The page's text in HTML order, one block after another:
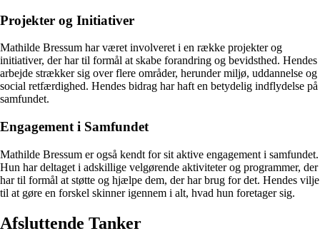
Projekter og Initiativer
Mathilde Bressum har været involveret i en række projekter og
initiativer, der har til formål at skabe forandring og bevidsthed. Hendes
arbejde strækker sig over flere områder, herunder miljø, uddannelse og
social retfærdighed. Hendes bidrag har haft en betydelig indflydelse på
samfundet.
Engagement i Samfundet
Mathilde Bressum er også kendt for sit aktive engagement i samfundet.
Hun har deltaget i adskillige velgørende aktiviteter og programmer, der
har til formål at støtte og hjælpe dem, der har brug for det. Hendes vilje
til at gøre en forskel skinner igennem i alt, hvad hun foretager sig.
Afsluttende Tanker